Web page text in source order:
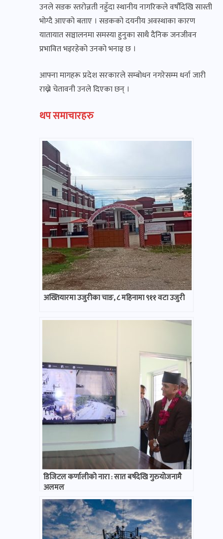
उनले सडक स्तरोन्नती नहुँदा स्थानीय नागरिकले वर्षौंदेखि सास्ती
भोग्दै आएको बताए । सडकको दयनीय अवस्थाका कारण
यातायात सञ्चालनमा समस्या हुनुका साथै दैनिक जनजीवन
प्रभावित भइरहेको उनको भनाइ छ ।
आफ्ना मागहरू प्रदेश सरकारले सम्बोधन नगरेसम्म धर्ना जारी
राख्ने चेतावनी उनले दिएका छन् ।
थप समाचारहरु
अख्तियारमा उजुरीका चाङ, ८ महिनामा ९११ वटा उजुरी
डिजिटल कर्णालीको नारा : सात बर्षदेखि गुरुयोजनामै
अलमल